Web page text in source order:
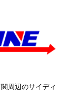
周辺のサイディ